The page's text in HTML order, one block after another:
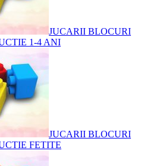
JUCARII BLOCURI
1-4 ANI
JUCARII BLOCURI
FETITE